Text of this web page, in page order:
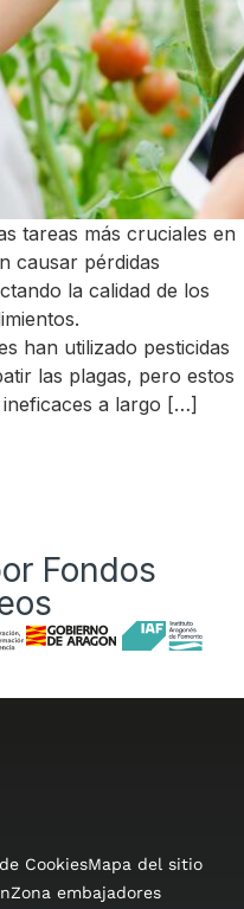
tareas más cruciales en
causar pérdidas
la calidad de los
han utilizado pesticidas
las plagas, pero estos
a largo […]
Fondos
CookiesMapa del sitio
Zona embajadores